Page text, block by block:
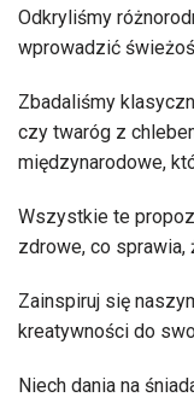
Odkryliśmy
wprowadzić
Zbadaliśmy
czy twaróg z
międzynarodowe,
Wszystkie te
zdrowe, co sprawia,
Zainspiruj się
kreatywności do
Niech dania na